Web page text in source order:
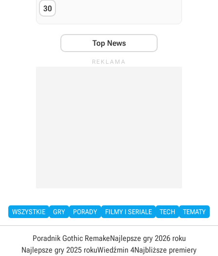
30
Top News
WSZYSTKIE GRY PORADY FILMY I SERIALE TECH TEMATY
Poradnik Gothic RemakeNajlepsze gry 2026 roku
Najlepsze gry 2025 rokuWiedźmin 4Najbliższe premiery